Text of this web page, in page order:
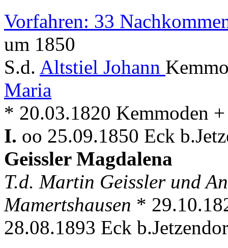
Vorfahren: 33
um 1850
S.d. Altstiel Johann
Maria
* 20.03.1820 Kemmoden
I. oo 25.09.1850 Eck
Geissler Magdalena
T.d. Martin Geissler und
Mamertshausen *
28.08.1893 Eck